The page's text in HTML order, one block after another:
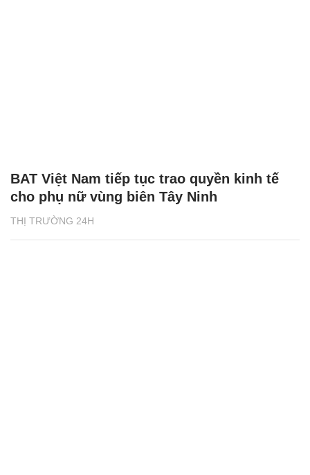
THỊ TRƯỜNG 24H
BAT Việt Nam tiếp tục trao quyền kinh tế
cho phụ nữ vùng biên Tây Ninh